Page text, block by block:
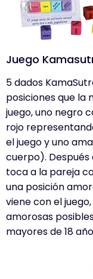
Juego
5 dados
posiciones que la
juego, uno negro
rojo
el juego y uno
cuerpo).
toca a la pareja
una posición
viene con el
amorosas
mayores de 18